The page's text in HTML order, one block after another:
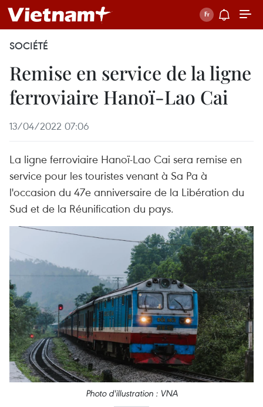
SOCIÉTÉ
Remise en service de la ligne
ferroviaire Hanoï-Lao Cai
13/04/2022 07:06
La ligne ferroviaire Hanoï-Lao Cai sera remise en
service pour les touristes venant à Sa Pa à
l'occasion du 47e anniversaire de la Libération du
Sud et de la Réunification du pays.
Photo d'illustration : VNA